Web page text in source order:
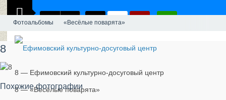
8 — Ефимовский культурно-досуговый центр
8 — «Весёлые поварята»
Фотоальбомы «Весёлые поварята»
8
Похожие фотографии